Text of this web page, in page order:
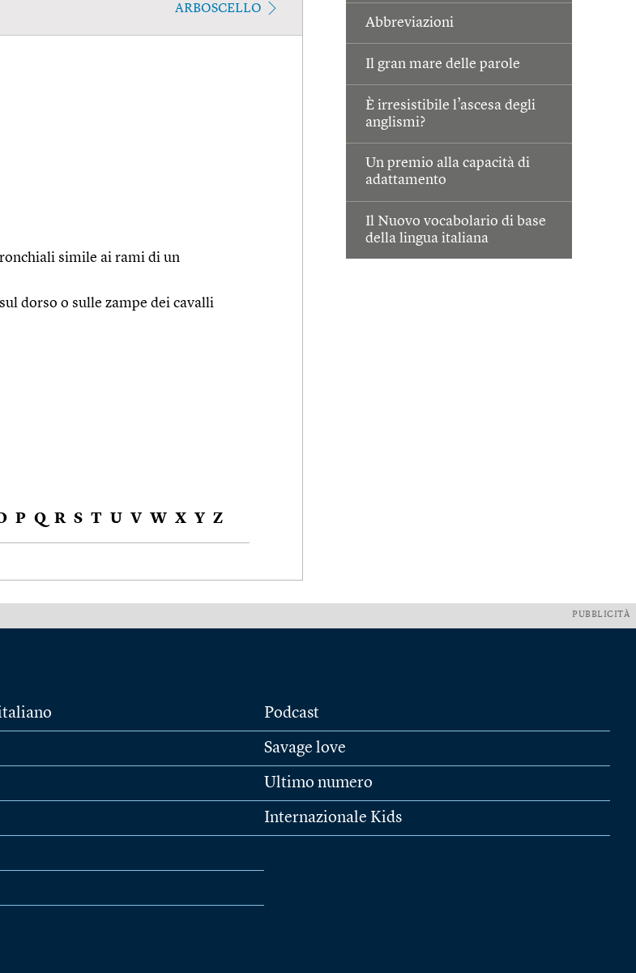
Abbreviazioni
Il gran mare delle parole
È irresistibile l’ascesa degli
anglismi?
Un premio alla capacità di
adattamento
Il Nuovo vocabolario di base
della lingua italiana
ARBOSCELLO
simile ai rami di un
dorso o sulle zampe dei cavalli
P Q R S T U V W X Y Z
PUBBLICITÀ
Podcast
Savage love
Ultimo numero
Internazionale Kids